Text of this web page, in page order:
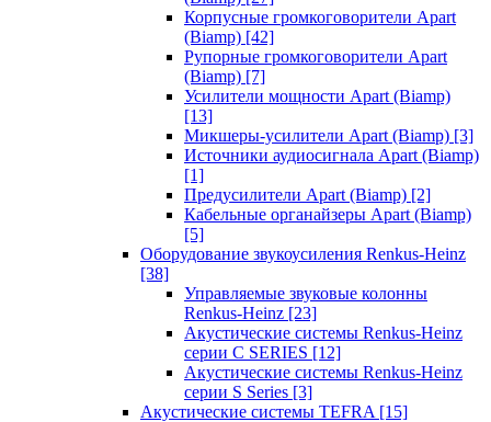
Корпусные громкоговорители Apart
(Biamp) [42]
Рупорные громкоговорители Apart
(Biamp) [7]
Усилители мощности Apart (Biamp)
[13]
Микшеры-усилители Apart (Biamp) [3]
Источники аудиосигнала Apart (Biamp)
[1]
Предусилители Apart (Biamp) [2]
Кабельные органайзеры Apart (Biamp)
[5]
Оборудование звукоусиления Renkus-Heinz
[38]
Управляемые звуковые колонны
Renkus-Heinz [23]
Акустические системы Renkus-Heinz
серии C SERIES [12]
Акустические системы Renkus-Heinz
серии S Series [3]
Акустические системы TEFRA [15]